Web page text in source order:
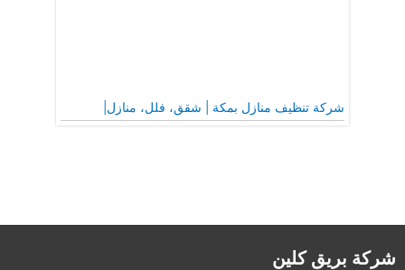
شركة تنظيف منازل بمكة | شقق، فلل، منازل|
شركة بريق كلين